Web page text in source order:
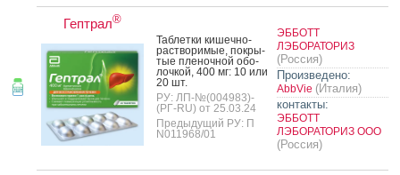
Гептрал®
Таб­летки ки­шеч­но­
рас­тво­римые, пок­ры­
тые пле­ноч­ной обо­
лоч­кой, 400 мг: 10 или
20 шт.
РУ: ЛП-№(004983)-
(РГ-RU) от 25.03.24
Предыдущий РУ: П
N011968/01
ЭББОТТ
ЛЭБОРАТОРИЗ
(Россия)
Произведено:
AbbVie (Италия)
контакты:
ЭББОТТ
ЛЭБОРАТОРИЗ ООО
(Россия)